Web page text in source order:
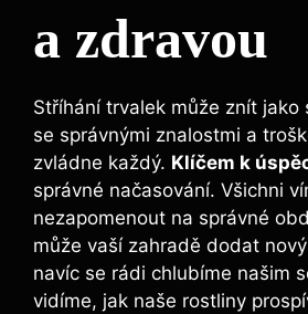
a zdravou
Stříhání trvalek může znít jako
se správnými znalostmi a
zvládne každý. Klíčem k
správné načasování. Všichni
nezapomenout na správné
může vaší zahradě dodat
navíc se rádi chlubíme našim
vidíme, jak naše rostliny